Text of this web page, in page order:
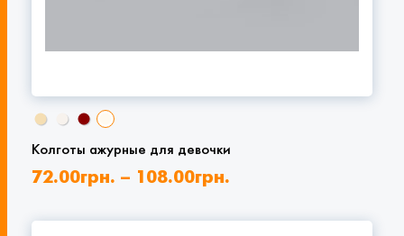
Колготы ажурные для девочки
72.00грн. – 108.00грн.